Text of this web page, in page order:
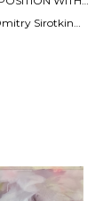
Sirotkin